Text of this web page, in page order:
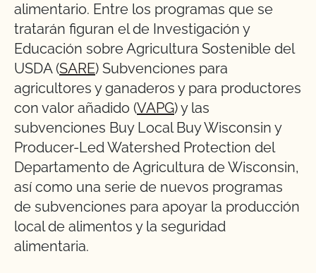
alimentario. Entre los programas que se
tratarán figuran el de Investigación y
Educación sobre Agricultura Sostenible del
USDA (SARE) Subvenciones para
agricultores y ganaderos y para productores
con valor añadido (VAPG) y las
subvenciones Buy Local Buy Wisconsin y
Producer-Led Watershed Protection del
Departamento de Agricultura de Wisconsin,
así como una serie de nuevos programas
de subvenciones para apoyar la producción
local de alimentos y la seguridad
alimentaria.